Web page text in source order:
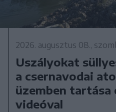
2026. augusztus 08.,
Uszályokat
a csernavodai
üzemben tartása
videóval